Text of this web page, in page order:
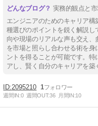
実務的観点と
エンジニアのためのキャリア
種選びのポイントを鋭く解説
向や現場のリアルな声も交え
を市場と照らし合わせる術を
ントを得ることが可能です。
アし、賢く自分のキャリアを築
2095210 1
週間IN:0 週間OUT:36 月間IN:10